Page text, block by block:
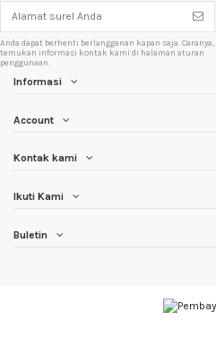
Anda dapat berhenti berlangganan kapan saja. Caranya,
temukan informasi kontak kami di halaman aturan
penggunaan.
Informasi
Account
Kontak kami
Ikuti Kami
Buletin